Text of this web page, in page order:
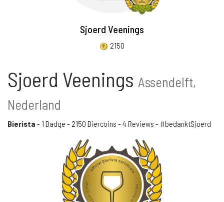
Sjoerd Veenings
2150
Sjoerd Veenings Assendelft,
Nederland
Bierista - 1 Badge - 2150 Biercoins - 4 Reviews - #bedanktSjoerd